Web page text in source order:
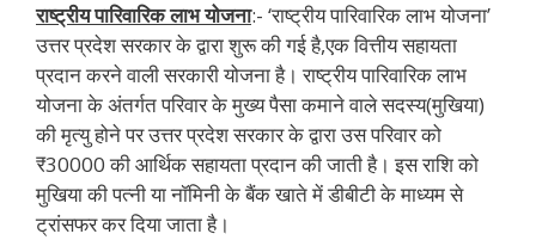
राष्ट्रीय पारिवारिक लाभ योजना:- ‘राष्ट्रीय पारिवारिक लाभ योजना’
उत्तर प्रदेश सरकार के द्वारा शुरू की गई है,एक वित्तीय सहायता
प्रदान करने वाली सरकारी योजना है। राष्ट्रीय पारिवारिक लाभ
योजना के अंतर्गत परिवार के मुख्य पैसा कमाने वाले सदस्य(मुखिया)
की मृत्यु होने पर उत्तर प्रदेश सरकार के द्वारा उस परिवार को
₹30000 की आर्थिक सहायता प्रदान की जाती है। इस राशि को
मुखिया की पत्नी या नॉमिनी के बैंक खाते में डीबीटी के माध्यम से
ट्रांसफर कर दिया जाता है।